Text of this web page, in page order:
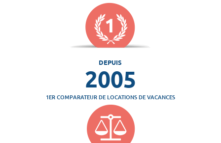
DEPUIS
2005
1ER COMPARATEUR DE LOCATIONS DE VACANCES